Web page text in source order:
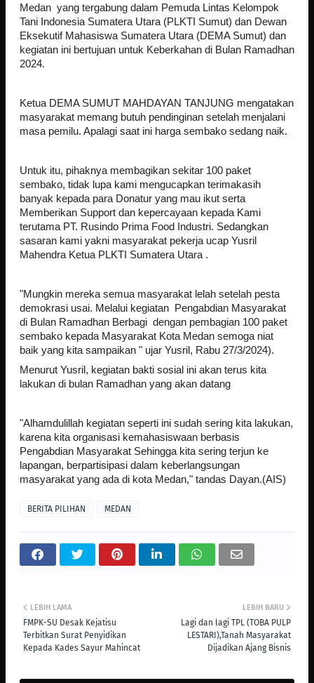
Medan yang tergabung dalam Pemuda Lintas Kelompok
Tani Indonesia Sumatera Utara (PLKTI Sumut) dan Dewan
Eksekutif Mahasiswa Sumatera Utara (DEMA Sumut) dan
kegiatan ini bertujuan untuk Keberkahan di Bulan Ramadhan
2024.
Ketua DEMA SUMUT MAHDAYAN TANJUNG mengatakan
masyarakat memang butuh pendinginan setelah menjalani
masa pemilu. Apalagi saat ini harga sembako sedang naik.
Untuk itu, pihaknya membagikan sekitar 100 paket
sembako, tidak lupa kami mengucapkan terimakasih
banyak kepada para Donatur yang mau ikut serta
Memberikan Support dan kepercayaan kepada Kami
terutama PT. Rusindo Prima Food Industri. Sedangkan
sasaran kami yakni masyarakat pekerja ucap Yusril
Mahendra Ketua PLKTI Sumatera Utara .
"Mungkin mereka semua masyarakat lelah setelah pesta
demokrasi usai. Melalui kegiatan Pengabdian Masyarakat
di Bulan Ramadhan Berbagi dengan pembagian 100 paket
sembako kepada Masyarakat Kota Medan semoga niat
baik yang kita sampaikan " ujar Yusril, Rabu 27/3/2024).
Menurut Yusril, kegiatan bakti sosial ini akan terus kita
lakukan di bulan Ramadhan yang akan datang
"Alhamdulillah kegiatan seperti ini sudah sering kita lakukan,
karena kita organisasi kemahasiswaan berbasis
Pengabdian Masyarakat Sehingga kita sering terjun ke
lapangan, berpartisipasi dalam keberlangsungan
masyarakat yang ada di kota Medan," tandas Dayan.(AIS)
BERITA PILIHAN MEDAN
LEBIH BARU
Lagi dan lagi TPL (TOBA PULP
LESTARI),Tanah Masyarakat
Dijadikan Ajang Bisnis
LEBIH LAMA
FMPK-SU Desak Kejatisu
Terbitkan Surat Penyidikan
Kepada Kades Sayur Mahincat